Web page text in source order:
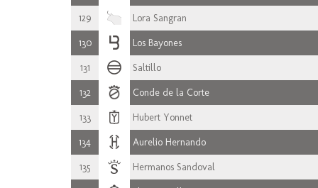
129 Lora Sangran
130 Los Bayones
131 Saltillo
132 Conde de la Corte
133 Hubert Yonnet
134 Aurelio Hernando
135 Hermanos Sandoval